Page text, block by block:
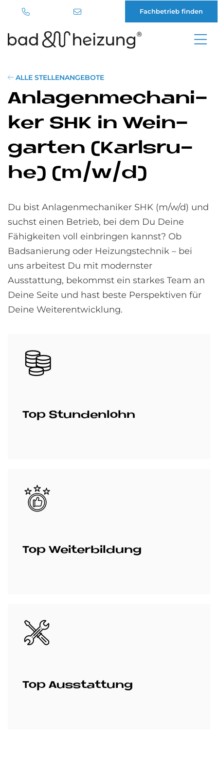
Inhalt
Fachbetrieb finden
ALLE STELLENANGEBOTE
An­la­gen­me­cha­ni­
ker SHK in Wein­
gar­ten (Karls­ru­
he) (m/w/d)
Du bist Anlagenmechaniker SHK (m/w/d) und
suchst einen Betrieb, bei dem Du Deine
Fähigkeiten voll einbringen kannst? Ob
Badsanierung oder Heizungstechnik – bei
uns arbeitest Du mit modernster
Ausstattung, bekommst ein starkes Team an
Deine Seite und hast beste Perspektiven für
Deine Weiterentwicklung.
Bild
Top Stun­den­lohn
Bild
Top Wei­ter­bil­dung
Bild
Top Aus­stat­tung